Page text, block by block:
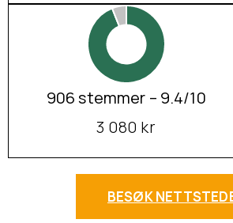
906 stemmer – 9.4/10
3 080 kr
BESØK